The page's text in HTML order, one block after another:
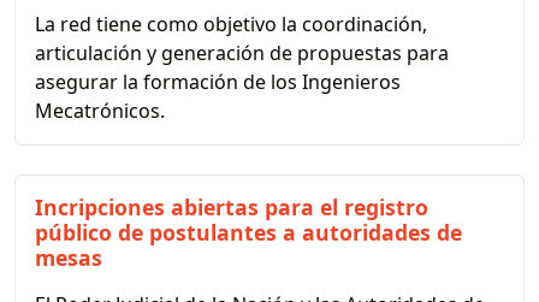
La red tiene como objetivo la coordinación,
articulación y generación de propuestas para
asegurar la formación de los Ingenieros
Mecatrónicos.
Incripciones abiertas para el registro
público de postulantes a autoridades de
mesas